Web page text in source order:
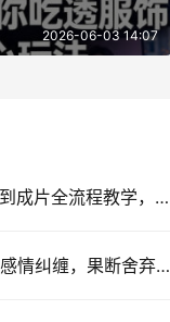
2026-06-03 14:07
AI短剧实战入门课：从文案拆解到成片全流程教学，零基础抓住短剧流量变现风口
成功人士精力旺盛的秘诀：不被感情纠缠，果断舍弃干扰事业的情感关系